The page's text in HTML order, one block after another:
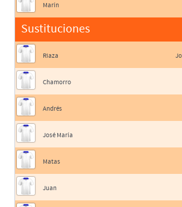
Marín
Sustituciones
Riaza
Chamorro
Andrés
José María
Matas
Juan